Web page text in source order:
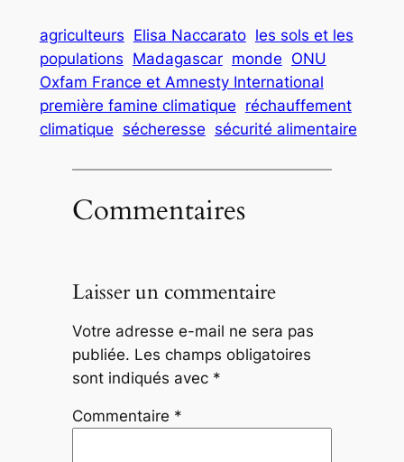
agriculteurs Elisa Naccarato les sols et les
populations Madagascar monde ONU
Oxfam France et Amnesty International
première famine climatique réchauffement
climatique sécheresse sécurité alimentaire
Commentaires
Laisser un commentaire
Votre adresse e-mail ne sera pas
publiée. Les champs obligatoires
sont indiqués avec *
Commentaire *